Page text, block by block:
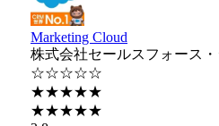
Marketing Cloud
株式会社セールスフォース
☆☆☆☆☆
★★★★★
★★★★★